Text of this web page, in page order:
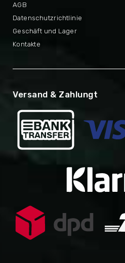
AGB
Datenschutzrichtlinie
Geschäft und Lager
Kontakte
Versand & Zahlungt